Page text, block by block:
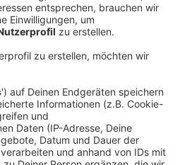
09:32
David Guetta „Walked
mit seinem Protegé
beiden mit ihrem Remix von